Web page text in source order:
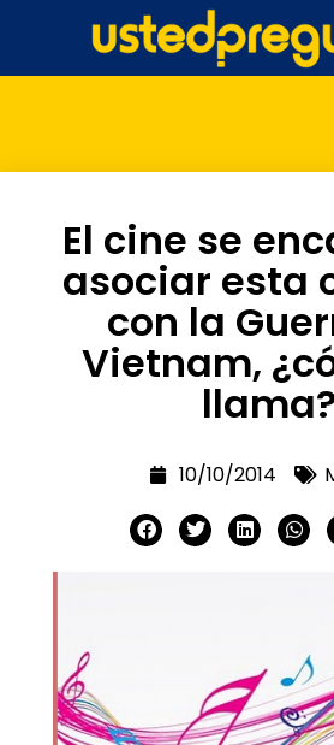
El cine se
asociar esta
con la
Vietnam,
llama?
10/10/2014